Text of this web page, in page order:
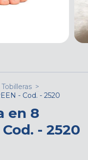
Tobilleras >
- Cod. - 2520
en 8
Cod. - 2520